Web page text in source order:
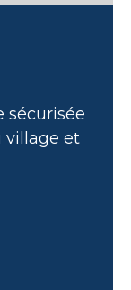
sécurisée
village et